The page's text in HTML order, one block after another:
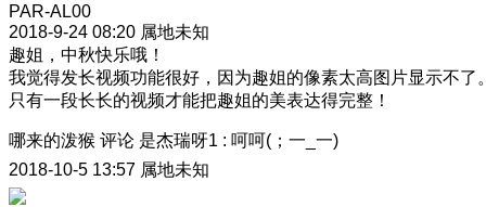
PAR-AL00
2018-9-24 08:20 属地未知
趣姐，中秋快乐哦！
我觉得发长视频功能很好，因为趣姐的像素太高图片显示不了
只有一段长长的视频才能把趣姐的美表达得完整！
哪来的泼猴 评论 是杰瑞呀1 : 呵呵(；一_一)
2018-10-5 13:57 属地未知